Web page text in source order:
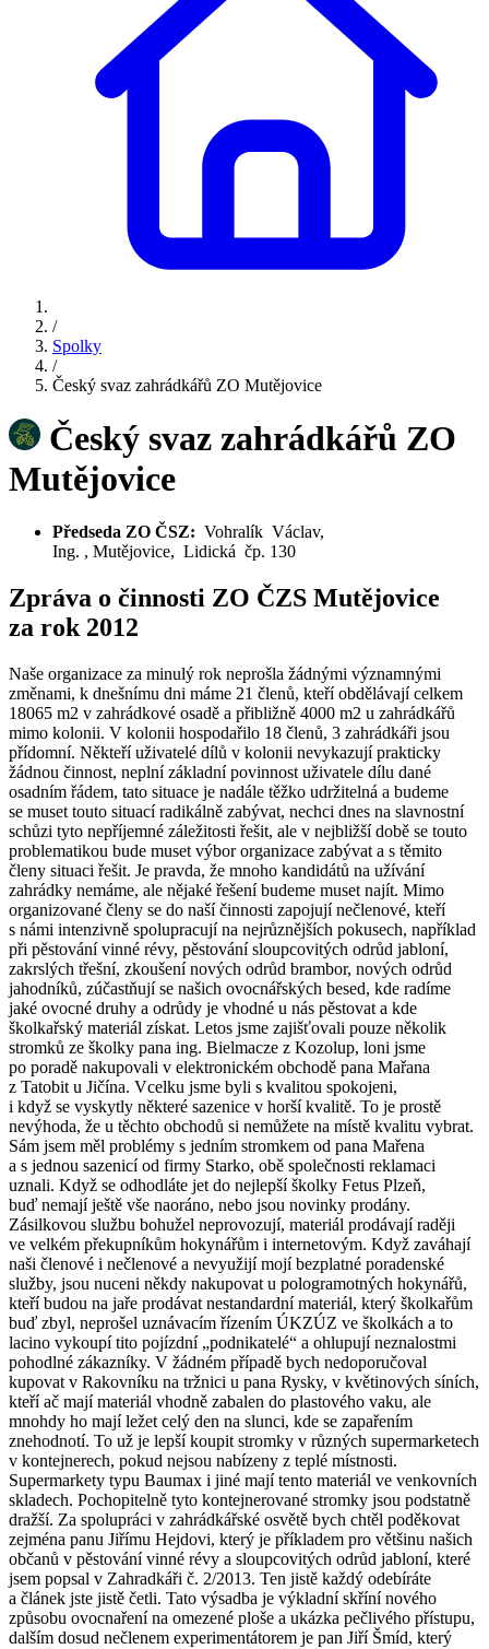
/
Spolky
/
Český svaz zahrádkářů ZO Mutějovice
Český svaz zahrádkářů ZO
Mutějovice
Předseda ZO ČSZ: Vohralík Václav,
Ing. , Mutějovice, Lidická čp. 130
Zpráva o činnosti ZO ČZS Mutějovice
za rok 2012
Naše organizace za minulý rok neprošla žádnými významnými
změnami, k dnešnímu dni máme 21 členů, kteří obdělávají celkem
18065 m2 v zahrádkové osadě a přibližně 4000 m2 u zahrádkářů
mimo kolonii. V kolonii hospodařilo 18 členů, 3 zahrádkáři jsou
přídomní. Někteří uživatelé dílů v kolonii nevykazují prakticky
žádnou činnost, neplní základní povinnost uživatele dílu dané
osadním řádem, tato situace je nadále těžko udržitelná a budeme
se muset touto situací radikálně zabývat, nechci dnes na slavnostní
schůzi tyto nepříjemné záležitosti řešit, ale v nejbližší době se touto
problematikou bude muset výbor organizace zabývat a s těmito
členy situaci řešit. Je pravda, že mnoho kandidátů na užívání
zahrádky nemáme, ale nějaké řešení budeme muset najít. Mimo
organizované členy se do naší činnosti zapojují nečlenové, kteří
s námi intenzivně spolupracují na nejrůznějších pokusech, například
při pěstování vinné révy, pěstování sloupcovitých odrůd jabloní,
zakrslých třešní, zkoušení nových odrůd brambor, nových odrůd
jahodníků, zúčastňují se našich ovocnářských besed, kde radíme
jaké ovocné druhy a odrůdy je vhodné u nás pěstovat a kde
školkařský materiál získat. Letos jsme zajišťovali pouze několik
stromků ze školky pana ing. Bielmacze z Kozolup, loni jsme
po poradě nakupovali v elektronickém obchodě pana Mařana
z Tatobit u Jičína. Vcelku jsme byli s kvalitou spokojeni,
i když se vyskytly některé sazenice v horší kvalitě. To je prostě
nevýhoda, že u těchto obchodů si nemůžete na místě kvalitu vybrat.
Sám jsem měl problémy s jedním stromkem od pana Mařena
a s jednou sazenicí od firmy Starko, obě společnosti reklamaci
uznali. Když se odhodláte jet do nejlepší školky Fetus Plzeň,
buď nemají ještě vše naoráno, nebo jsou novinky prodány.
Zásilkovou službu bohužel neprovozují, materiál prodávají raději
ve velkém překupníkům hokynářům i internetovým. Když zaváhají
naši členové i nečlenové a nevyužijí mojí bezplatné poradenské
služby, jsou nuceni někdy nakupovat u pologramotných hokynářů,
kteří budou na jaře prodávat nestandardní materiál, který školkařům
buď zbyl, neprošel uznávacím řízením ÚKZÚZ ve školkách a to
lacino vykoupí tito pojízdní „podnikatelé“ a ohlupují neznalostmi
pohodlné zákazníky. V žádném případě bych nedoporučoval
kupovat v Rakovníku na tržnici u pana Rysky, v květinových síních,
kteří ač mají materiál vhodně zabalen do plastového vaku, ale
mnohdy ho mají ležet celý den na slunci, kde se zapařením
znehodnotí. To už je lepší koupit stromky v různých supermarketech
v kontejnerech, pokud nejsou nabízeny z teplé místnosti.
Supermarkety typu Baumax i jiné mají tento materiál ve venkovních
skladech. Pochopitelně tyto kontejnerované stromky jsou podstatně
dražší. Za spolupráci v zahrádkářské osvětě bych chtěl poděkovat
zejména panu Jiřímu Hejdovi, který je příkladem pro většinu našich
občanů v pěstování vinné révy a sloupcovitých odrůd jabloní, které
jsem popsal v Zahradkáři č. 2/2013. Ten jistě každý odebíráte
a článek jste jistě četli. Tato výsadba je výkladní skříní nového
způsobu ovocnaření na omezené ploše a ukázka pečlivého přístupu,
dalším dosud nečlenem experimentátorem je pan Jiří Šmíd, který